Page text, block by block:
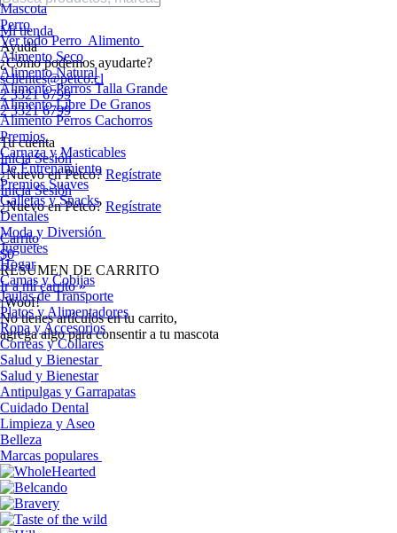
Mi tienda
Ayuda
¿Cómo podemos ayudarte?
sclientes@petco.cl
2 3321 6799
2 3321 6799
Tu cuenta
Inicia Sesión
¿Nuevo en Petco? Regístrate
Inicia Sesión
¿Nuevo en Petco? Regístrate
Carrito
$0
RESUMEN DE CARRITO
Ir a mi carrito »
¡Woof!
No tíenes artículos en tu carrito,
agrega algo para consentir a tu mascota
Mascota
Perro
Ver todo Perro Alimento
Alimento Seco
Alimento Natural
Alimento Perros Talla Grande
Alimento Libre De Granos
Alimento Perros Cachorros
Premios
Carnaza y Masticables
De Entrenamiento
Premios Suaves
Galletas y Snacks
Dentales
Moda y Diversión
Juguetes
Hogar
Camas y Cobijas
Jaulas de Transporte
Platos y Alimentadores
Ropa y Accesorios
Correas y Collares
Salud y Bienestar
Salud y Bienestar
Antipulgas y Garrapatas
Cuidado Dental
Limpieza y Aseo
Belleza
Marcas populares